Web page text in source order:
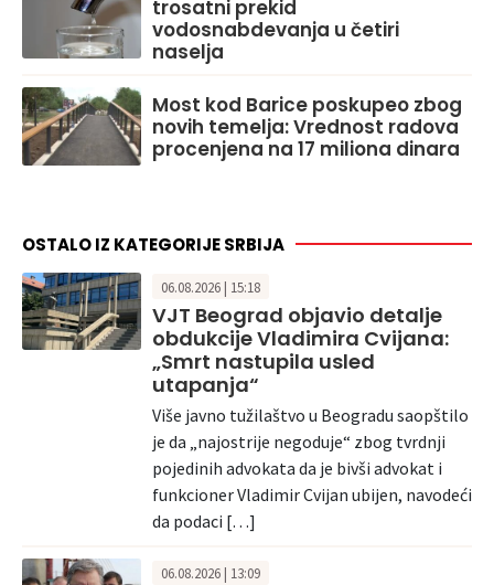
trosatni prekid
vodosnabdevanja u četiri
naselja
Most kod Barice poskupeo zbog
novih temelja: Vrednost radova
procenjena na 17 miliona dinara
OSTALO IZ KATEGORIJE SRBIJA
06.08.2026 | 15:18
VJT Beograd objavio detalje
obdukcije Vladimira Cvijana:
„Smrt nastupila usled
utapanja“
Više javno tužilaštvo u Beogradu saopštilo
je da „najostrije negoduje“ zbog tvrdnji
pojedinih advokata da je bivši advokat i
funkcioner Vladimir Cvijan ubijen, navodeći
da podaci […]
06.08.2026 | 13:09